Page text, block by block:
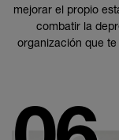
mejorar el propio
combatir la
organización que